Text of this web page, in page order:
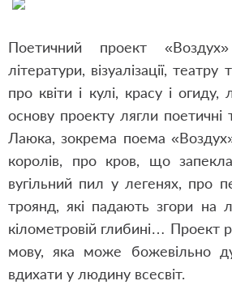
Поетичний проект
літератури, візуалізації,
про квіти і кулі, красу і
основу проекту лягли
Лаюка, зокрема поема
королів, про кров, що
вугільний пил у легенях, про
троянд, які падають згори на
кілометровій глибині… Проект
мову, яка може божевільно
вдихати у людину всесвіт.